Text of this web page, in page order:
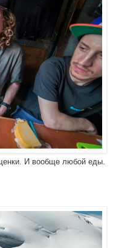
И вообще любой еды.